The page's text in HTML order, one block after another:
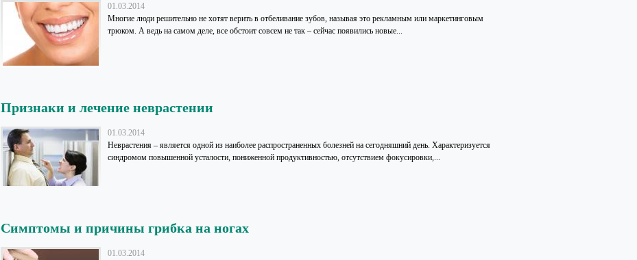
01.03.2014
Многие люди решительно не хотят верить в отбеливание зубов, называя это рекламным или маркетинговым
трюком. А ведь на самом деле, все обстоит совсем не так – сейчас появились новые...
Признаки и лечение неврастении
01.03.2014
Неврастения – является одной из наиболее распространенных болезней на сегодняшний день. Характеризуется
синдромом повышенной усталости, пониженной продуктивностью, отсутствием фокусировки,...
Симптомы и причины грибка на ногах
01.03.2014